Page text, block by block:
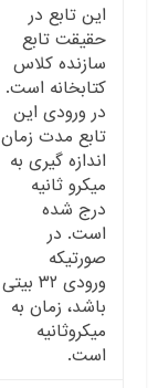
این تابع در
حقیقت تابع
سازنده کلاس
کتابخانه است.
در ورودی این
تابع مدت زمان
اندازه گیری به
میکرو ثانیه
درج شده
است. در
صورتیکه
ورودی ۳۲ بیتی
باشد، زمان به
میکروثانیه
است.